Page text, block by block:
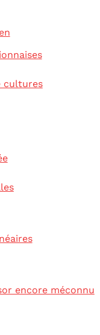
cultures
encore méconnu